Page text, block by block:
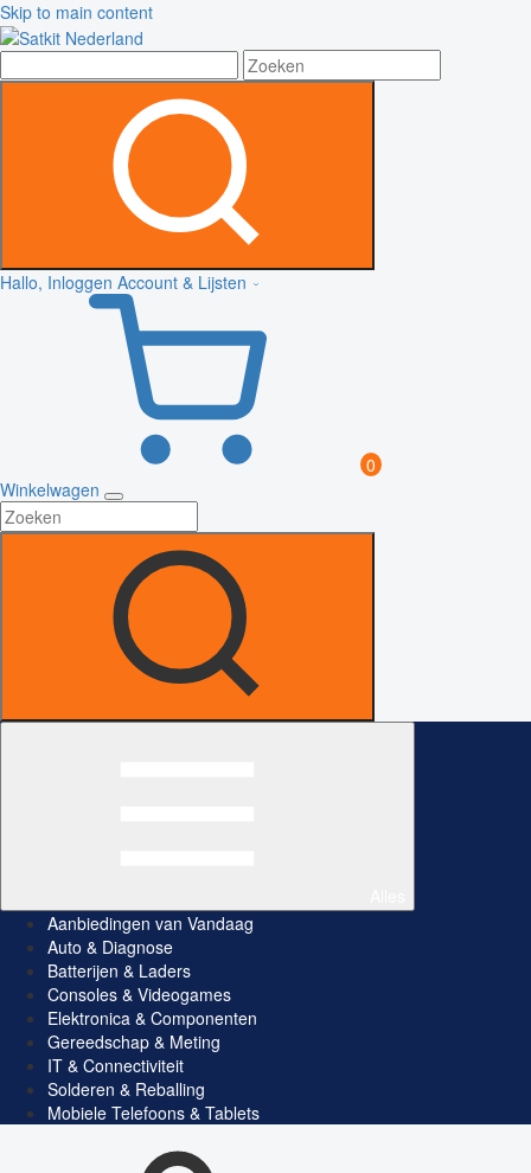
Skip to main content
Hallo, Inloggen Account & Lijsten
0
Winkelwagen
Aanbiedingen van Vandaag
Auto & Diagnose
Batterijen & Laders
Consoles & Videogames
Elektronica & Componenten
Gereedschap & Meting
IT & Connectiviteit
Solderen & Reballing
Mobiele Telefoons & Tablets